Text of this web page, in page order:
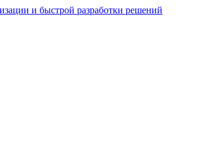
и быстрой разработки решений